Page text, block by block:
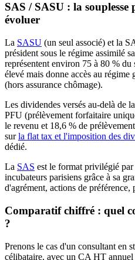
SAS / SASU : la souplesse
évoluer
La SASU (un seul associé) et la
président sous le régime assimilé
représentent environ 75 à 80 % du
élevé mais donne accès au régime
(hors assurance chômage).
Les dividendes versés au-delà de
PFU (prélèvement forfaitaire
le revenu et 18,6 % de
surla flat tax et l'imposition des
dédié.
La SAS est le format privilégié par
incubateurs parisiens grâce à sa
d'agrément, actions de préférence,
Comparatif chiffré : quel
?
Prenons le cas d'un consultant en
célibataire, avec un CA HT annuel